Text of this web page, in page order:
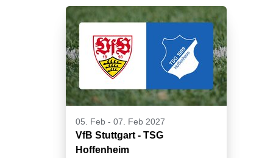
05. Feb - 07. Feb 2027
VfB Stuttgart - TSG
Hoffenheim